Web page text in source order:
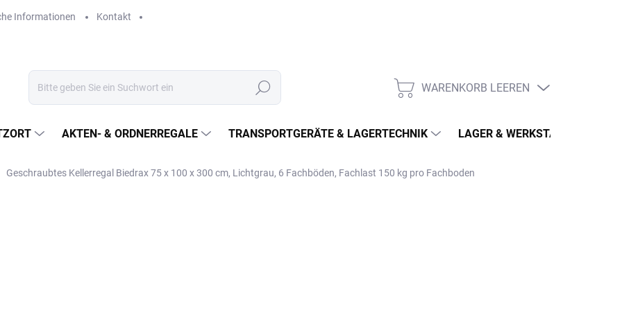
Informationen Kontakt
Suchen WARENKORB
WARENKORB LEEREN
AKTEN- & ORDNERREGALE TRANSPORTGERÄTE & LAGERTECHNIK LAGER & WERKSTATT
Geschraubtes Kellerregal Biedrax 75 x 100 x 300 cm, Lichtgrau, 6 Fachböden, Fachlast 150 kg pro Fachboden